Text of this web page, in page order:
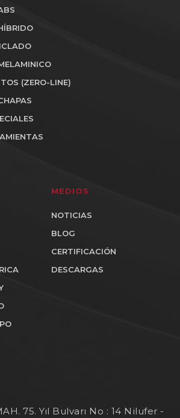
(ZERO-LINE)
MEDIOS
NOTICIAS
BLOG
CERTIFICACIÓN
DESCARGAS
75. Yıl Bulvarı No : 14 Nilufer -